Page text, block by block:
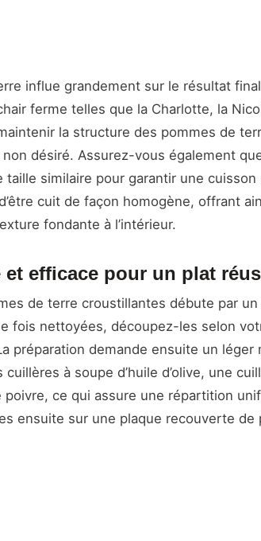
influe grandement sur le résultat
ferme telles que la Charlotte, la
la structure des pommes de
désiré. Assurez-vous également
similaire pour garantir une cuisson
cuit de façon homogène, offrant
fondante à l’intérieur.
efficace pour un plat
de terre croustillantes débute par
fois nettoyées, découpez-les selon
préparation demande ensuite un léger
à soupe d’huile d’olive, une
ce qui assure une répartition
ensuite sur une plaque recouverte de